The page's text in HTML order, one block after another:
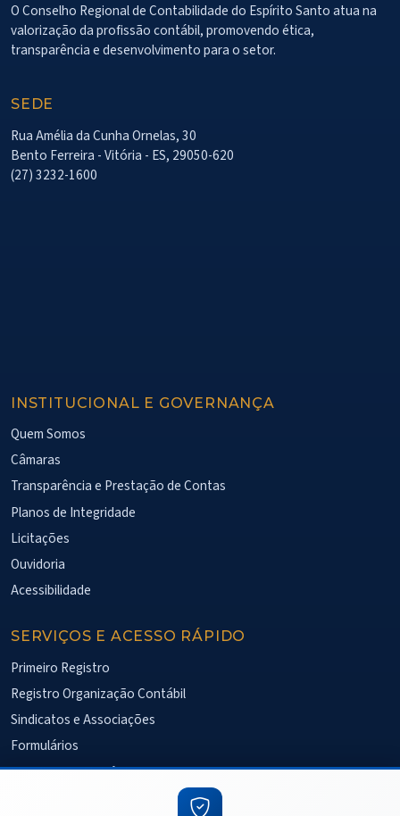
O Conselho Regional de Contabilidade do Espírito Santo atua na
valorização da profissão contábil, promovendo ética,
transparência e desenvolvimento para o setor.
SEDE
Rua Amélia da Cunha Ornelas, 30
Bento Ferreira - Vitória - ES, 29050-620
(27) 3232-1600
INSTITUCIONAL E GOVERNANÇA
Quem Somos
Câmaras
Transparência e Prestação de Contas
Planos de Integridade
Licitações
Ouvidoria
Acessibilidade
SERVIÇOS E ACESSO RÁPIDO
Primeiro Registro
Registro Organização Contábil
Sindicatos e Associações
Formulários
Fiscalização Eletrônica